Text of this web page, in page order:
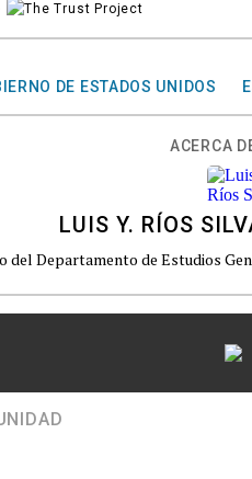
DE ESTADOS UNIDOS
ACERCA
LUIS Y. RÍOS
del Departamento de Estudios